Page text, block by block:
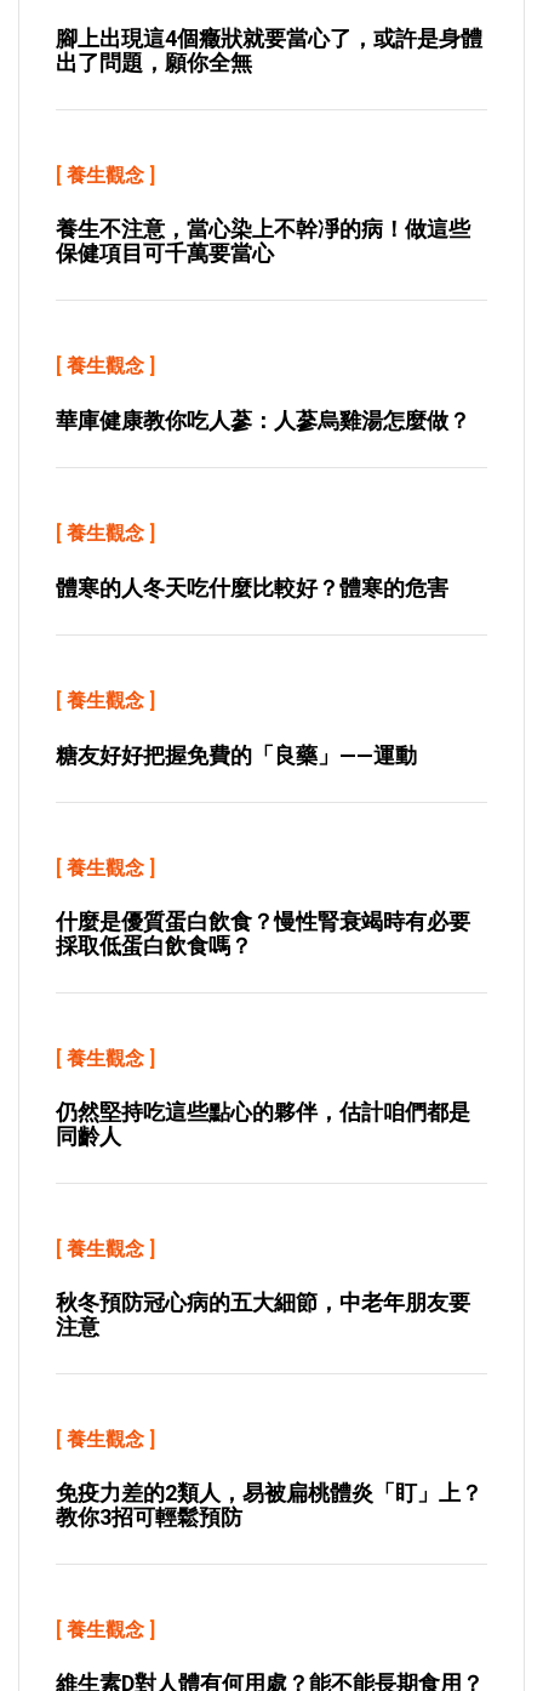
腳上出現這4個癥狀就要當心了，或許是身體
出了問題，願你全無
[ 養生觀念 ]
養生不注意，當心染上不幹凈的病！做這些
保健項目可千萬要當心
[ 養生觀念 ]
華庫健康教你吃人蔘：人蔘烏雞湯怎麼做？
[ 養生觀念 ]
體寒的人冬天吃什麼比較好？體寒的危害
[ 養生觀念 ]
糖友好好把握免費的「良藥」——運動
[ 養生觀念 ]
什麼是優質蛋白飲食？慢性腎衰竭時有必要
採取低蛋白飲食嗎？
[ 養生觀念 ]
仍然堅持吃這些點心的夥伴，估計咱們都是
同齡人
[ 養生觀念 ]
秋冬預防冠心病的五大細節，中老年朋友要
注意
[ 養生觀念 ]
免疫力差的2類人，易被扁桃體炎「盯」上？
教你3招可輕鬆預防
[ 養生觀念 ]
維生素D對人體有何用處？能不能長期食用？